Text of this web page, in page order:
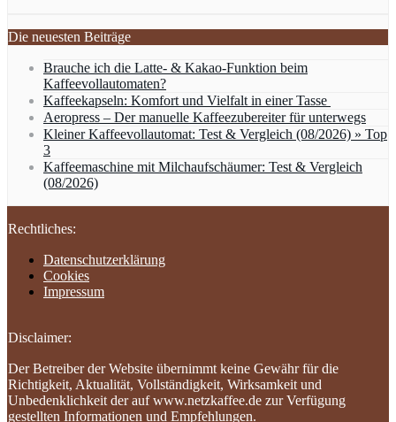
Die neuesten Beiträge
Brauche ich die Latte- & Kakao-Funktion beim
Kaffeevollautomaten?
Kaffeekapseln: Komfort und Vielfalt in einer Tasse
Aeropress – Der manuelle Kaffeezubereiter für unterwegs
Kleiner Kaffeevollautomat: Test & Vergleich (08/2026) » Top
3
Kaffeemaschine mit Milchaufschäumer: Test & Vergleich
(08/2026)
Rechtliches:
Datenschutzerklärung
Cookies
Impressum
Disclaimer:
Der Betreiber der Website übernimmt keine Gewähr für die
Richtigkeit, Aktualität, Vollständigkeit, Wirksamkeit und
Unbedenklichkeit der auf www.netzkaffee.de zur Verfügung
gestellten Informationen und Empfehlungen.